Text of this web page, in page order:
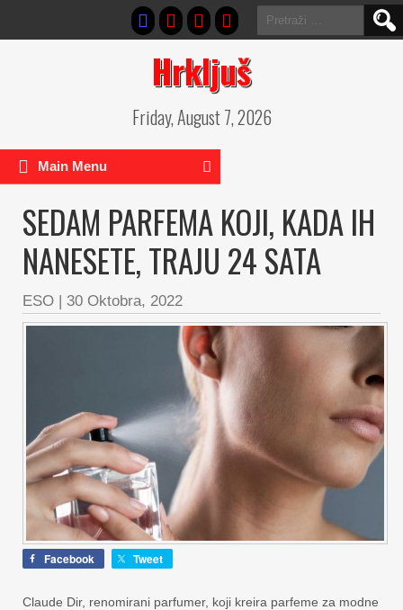
Pretraga:
Hrkljuš
Friday, August 7, 2026
Main Menu
SEDAM PARFEMA KOJI, KADA IH
NANESETE, TRAJU 24 SATA
ESO | 30 Oktobra, 2022
Facebook Tweet
Claude Dir, renomirani parfumer, koji kreira parfeme za modne